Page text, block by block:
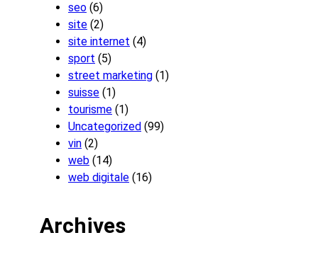
seo (6)
site (2)
site internet (4)
sport (5)
street marketing (1)
suisse (1)
tourisme (1)
Uncategorized (99)
vin (2)
web (14)
web digitale (16)
Archives